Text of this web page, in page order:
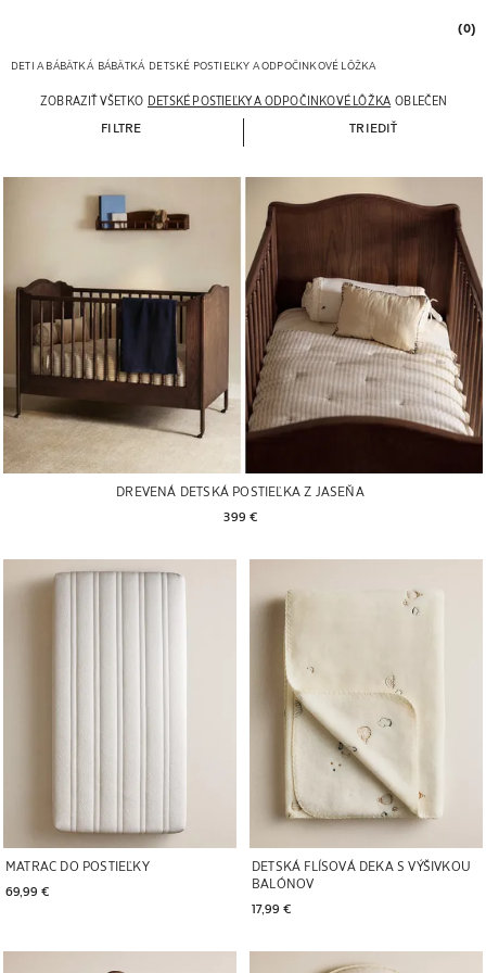
(0)
DETI A BÁBÄTKÁ BÁBÄTKÁ DETSKÉ POSTIEĽKY A ODPOČINKOVÉ LÔŽKA
ZOBRAZIŤ VŠETKO DETSKÉ POSTIEĽKY A ODPOČINKOVÉ LÔŽKA OBLEČENIE A
FILTRE TRIEDIŤ
DREVENÁ DETSKÁ POSTIEĽKA Z JASEŇA
399 €
MATRAC DO POSTIEĽKY
69,99 €
Obrázok zmenený na 1 z 6
DETSKÁ FLÍSOVÁ DEKA S VÝŠIVKOU
BALÓNOV
17,99 €
Obrázok zmenený na 1 z 5
Obrázok zmenený na 1 z 5 Obrázok zmenený na 1 z 5